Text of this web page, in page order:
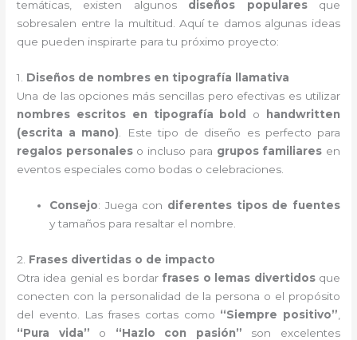
temáticas, existen algunos diseños popularesque
sobresalen entre la multitud. Aquí te damos algunas ideas
que pueden inspirarte para tu próximo proyecto:
1. Diseños de nombres en tipografía llamativa
Una de las opciones más sencillas pero efectivas es utilizar
nombres escritos en tipografía bold
o
handwritten
(escrita a mano) . Este tipo de diseño es perfecto para
regalos personaleso incluso para grupos familiares en
eventos especiales como bodas o celebraciones.
Consejo: Juega con diferentes tipos de fuentes
y tamaños para resaltar el nombre.
2. Frases divertidas o de impacto
Otra idea genial es bordar frases o lemas divertidosque
conecten con la personalidad de la persona o el propósito
del evento. Las frases cortas como “Siempre positivo”
“Pura vida” o “Hazlo con pasión” son excelentes